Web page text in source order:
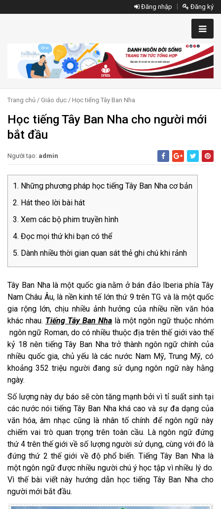
Đăng nhập Đăng ký
Trang chủ / Giáo dục / Học tiếng Tây Ban Nha
Học tiếng Tây Ban Nha cho người mới
bắt đầu
Người tạo: admin
Những phương pháp học tiếng Tây Ban Nha cơ bản
Hát theo lời bài hát
Xem các bộ phim truyền hình
Đọc mọi thứ khi bạn có thể
Dành nhiều thời gian quan sát thẻ ghi chú khi rảnh
Tây Ban Nha là một quốc gia nằm ở bán đảo Iberia phía Tây
Nam Châu Âu, là nền kinh tế lớn thứ 9 trên TG và là một quốc
gia rộng lớn, chịu nhiều ảnh hưởng của nhiều nền văn hóa
khác nhau. Tiếng Tây Ban Nha là một ngôn ngữ thuộc nhóm
ngôn ngữ Roman, do có nhiều thuộc địa trên thế giới vào thế
kỷ 18 nên tiếng Tây Ban Nha trở thành ngôn ngữ chính của
nhiều quốc gia, chủ yếu là các nước Nam Mỹ, Trung Mỹ, có
khoảng 352 triệu người đang sử dụng ngôn ngữ này hằng
ngày.
Số lượng này dự báo sẽ còn tăng mạnh bởi vì tỉ suất sinh tại
các nước nói tiếng Tây Ban Nha khá cao và sự đa dạng của
văn hóa, âm nhạc cũng là nhân tố chính để ngôn ngữ này
chiếm vai trò quan trọng trên toàn cầu. Là ngôn ngữ đứng
thứ 4 trên thế giới về số lượng người sử dụng, cùng với đó là
đứng thứ 2 thế giới về độ phổ biến. Tiếng Tây Ban Nha là
một ngôn ngữ được nhiều người chú ý học tập vì nhiều lý do.
Vì thế bài viết này hướng dẫn học tiếng Tây Ban Nha cho
người mới bắt đầu.